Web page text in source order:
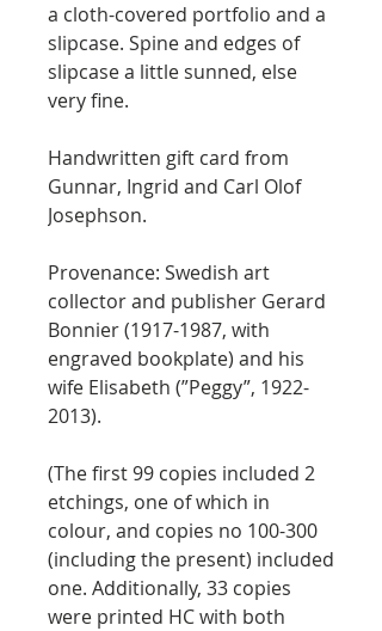
a cloth-covered portfolio and a
slipcase. Spine and edges of
slipcase a little sunned, else
very fine.
Handwritten gift card from
Gunnar, Ingrid and Carl Olof
Josephson.
Provenance: Swedish art
collector and publisher Gerard
Bonnier (1917-1987, with
engraved bookplate) and his
wife Elisabeth (”Peggy”, 1922-
2013).
(The first 99 copies included 2
etchings, one of which in
colour, and copies no 100-300
(including the present) included
one. Additionally, 33 copies
were printed HC with both